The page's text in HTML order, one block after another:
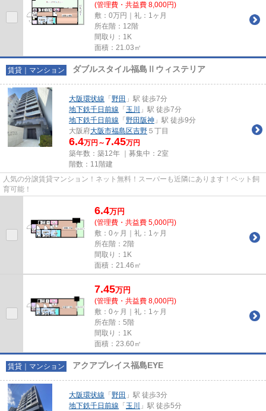
(管理費・共益費 8,000円)
敷：0万円｜礼：1ヶ月
所在階：12階
間取り：1K
面積：21.03㎡
賃貸｜マンション ダブルスタイル福島Ⅱウィステリア
大阪環状線 「 野田 」駅 徒歩7分
地下鉄千日前線 「 玉川
」駅 徒歩7分
地下鉄千日前線 「 野田阪神 」駅 徒歩9分
大阪府大阪市福島区吉野 ５丁目
6.4万円～7.45万円
築年数：築12年 ｜募集中： 2室
階数：11階建
人気の分譲賃貸マンション！ネット無料！スーパーも近隣にあります！ペット飼
育可能！
6.4万円
(管理費・共益費 5,000円)
敷：0ヶ月｜礼：1ヶ月
所在階：2階
間取り：1K
面積：21.46㎡
7.45万円
(管理費・共益費 8,000円)
敷：0ヶ月｜礼：1ヶ月
所在階：5階
間取り：1K
面積：23.60㎡
賃貸｜マンション アクアプレイス福島EYE
大阪環状線 「 野田 」駅 徒歩3分
地下鉄千日前線 「 玉川
」駅 徒歩5分